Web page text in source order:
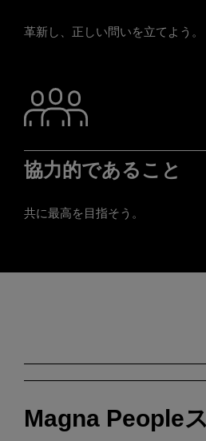
革新し、正しい問いを立てよう。
協力的であること
共に最高を目指そう。
Magna People